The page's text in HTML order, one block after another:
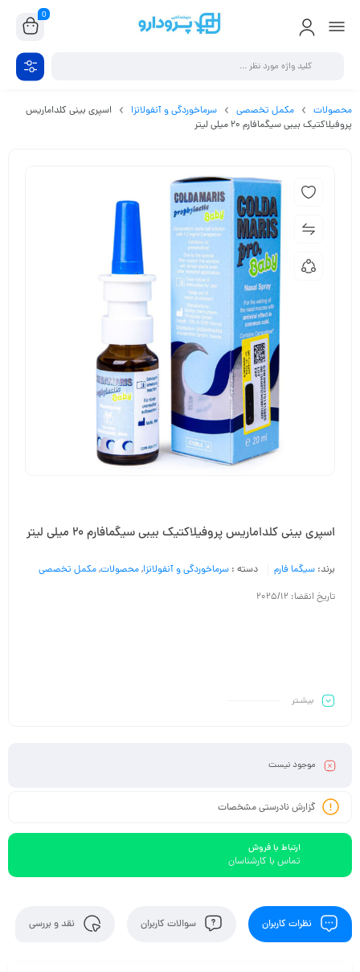
0
محصولات مکمل تخصصی سرماخوردگی و آنفولانزا
اسپری بینی کلداماریس
پروفیلاکتیک بیبی سیگمافارم 20 میلی لیتر
اسپری بینی کلداماریس پروفیلاکتیک بیبی سیگمافارم 20 میلی لیتر
برند: سیگما فارم دسته : سرماخوردگی و آنفولانزا,محصولات,مکمل تخصصی
تاریخ انقضا: 2025/12
بیشـتر
موجود نیست
گزارش نادرستی مشخصات
ارتباط با فروش
تماس با کارشناسان
نظرات کاربران سوالات کاربران نقد و بررسی